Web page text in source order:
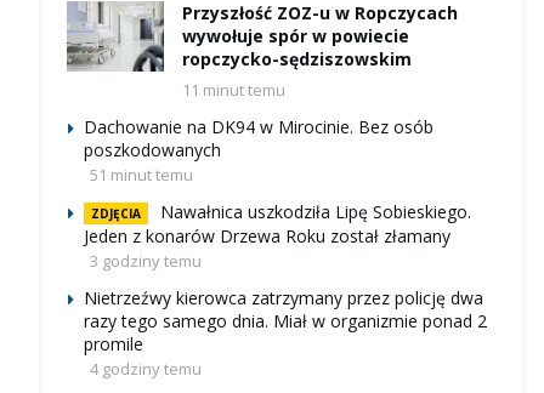
Przyszłość ZOZ-u w Ropczycach
wywołuje spór w powiecie
ropczycko-sędziszowskim
11 minut temu
Dachowanie na DK94 w Mirocinie. Bez osób
poszkodowanych
51 minut temu
ZDJĘCIA
Nawałnica uszkodziła Lipę Sobieskiego.
Jeden z konarów Drzewa Roku został złamany
3 godziny temu
Nietrzeźwy kierowca zatrzymany przez policję dwa
razy tego samego dnia. Miał w organizmie ponad 2
promile
4 godziny temu